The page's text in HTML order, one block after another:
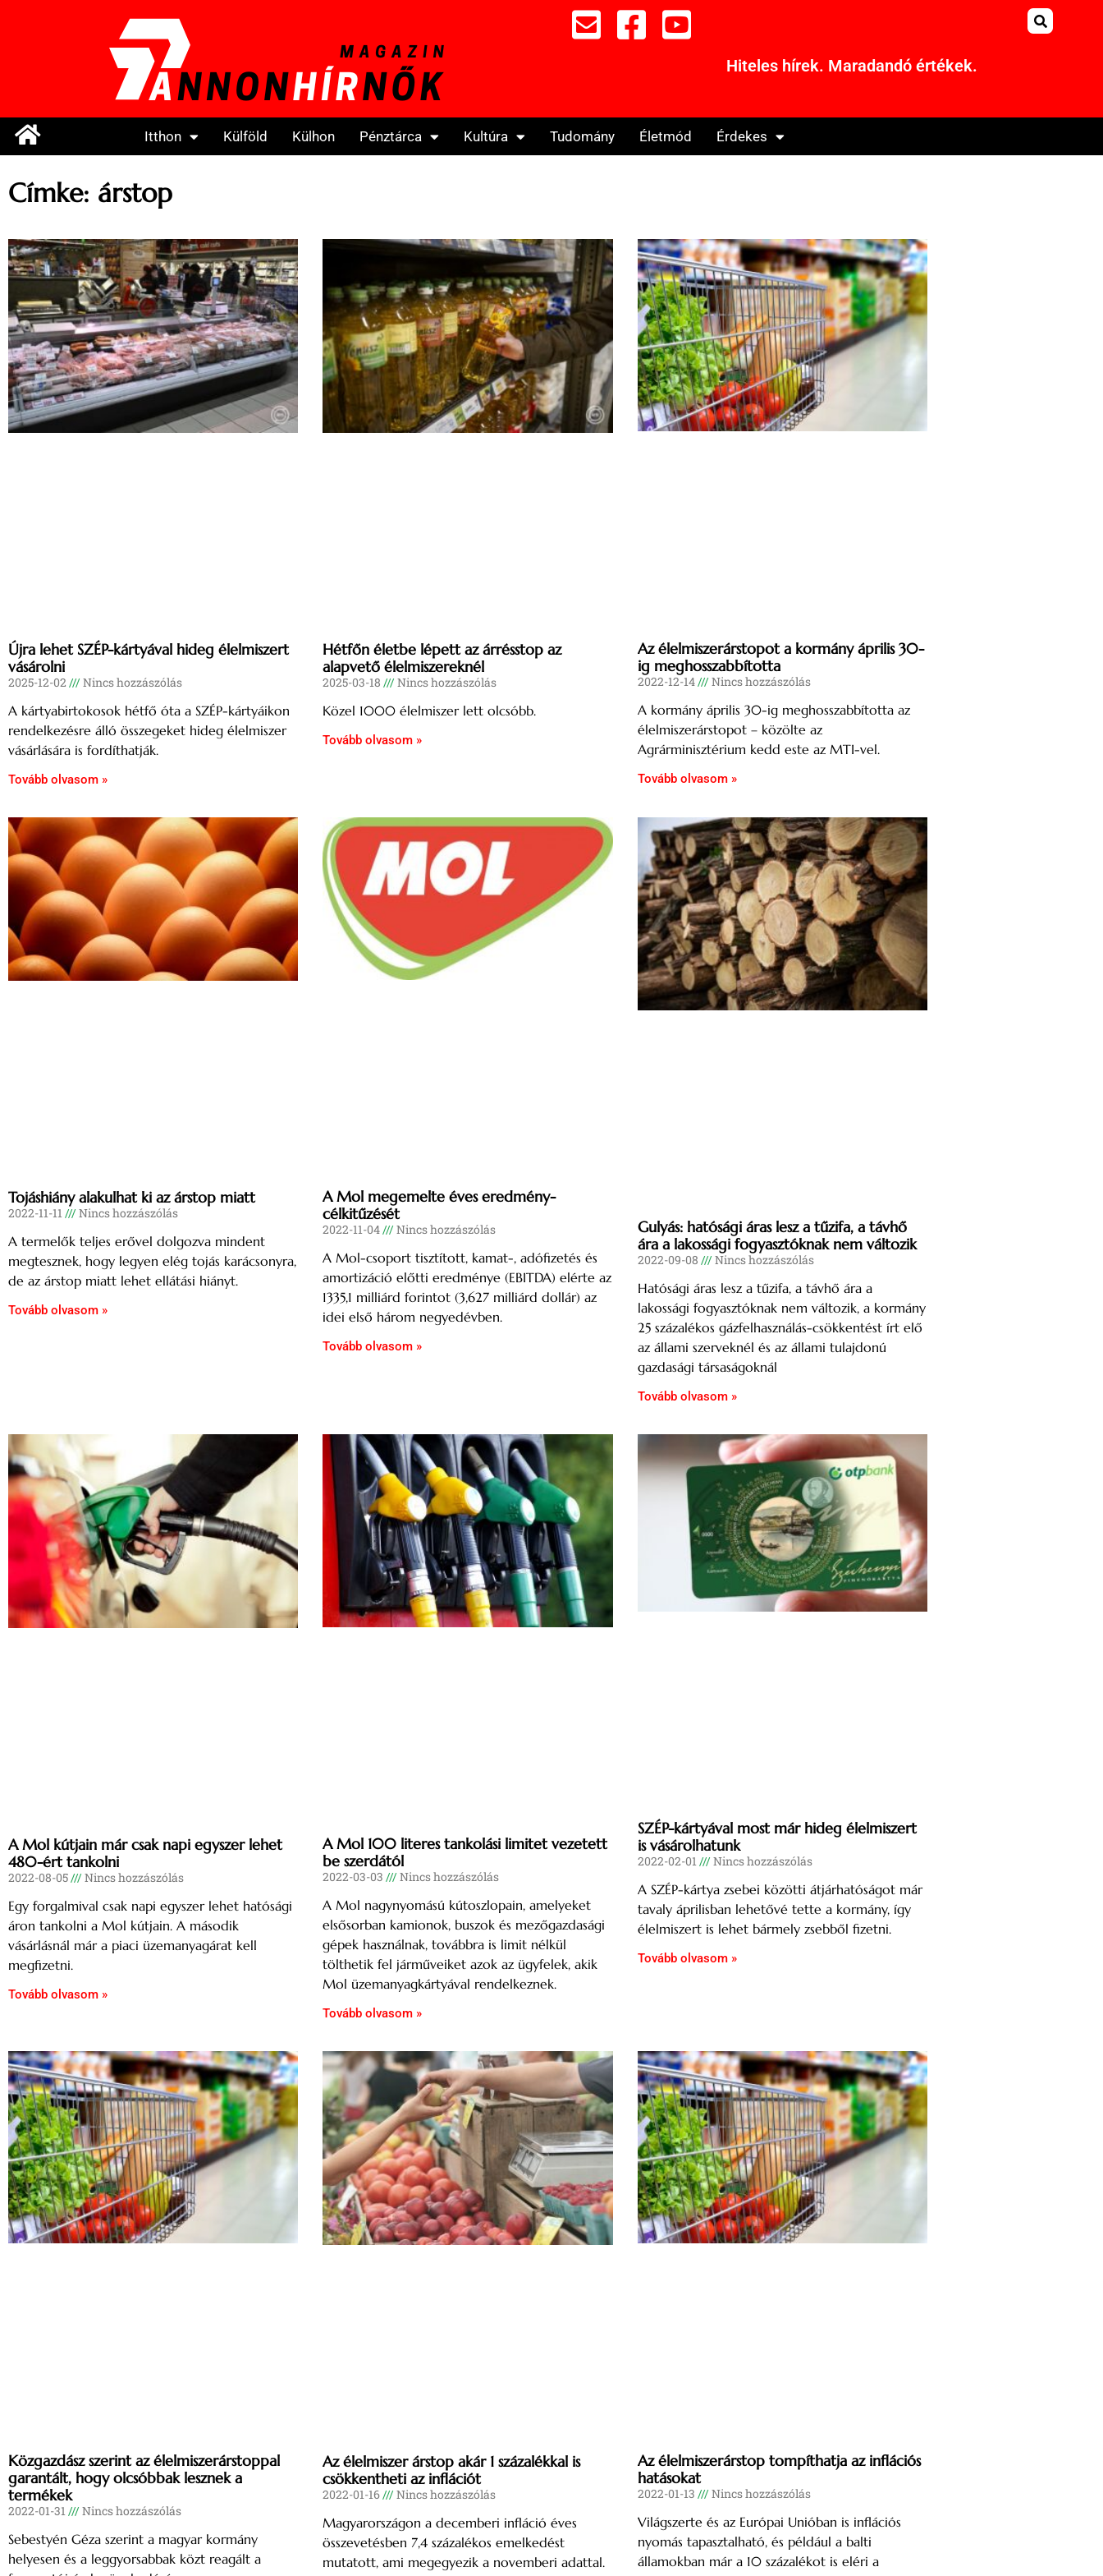
Hiteles hírek. Maradandó értékek.
Itthon Külföld Külhon Pénztárca Kultúra Tudomány Életmód Érdekes
Címke: árstop
Újra lehet SZÉP-kártyával hideg élelmiszert
vásárolni
2025-12-02 Nincs hozzászólás
A kártyabirtokosok hétfő óta a SZÉP-kártyáikon
rendelkezésre álló összegeket hideg élelmiszer
vásárlására is fordíthatják.
Tovább olvasom »
Hétfőn életbe lépett az árrésstop az
alapvető élelmiszereknél
2025-03-18 Nincs hozzászólás
Közel 1000 élelmiszer lett olcsóbb.
Tovább olvasom »
Az élelmiszerárstopot a kormány április 30-
ig meghosszabbította
2022-12-14 Nincs hozzászólás
A kormány április 30-ig meghosszabbította az
élelmiszerárstopot – közölte az
Agrárminisztérium kedd este az MTI-vel.
Tovább olvasom »
Tojáshiány alakulhat ki az árstop miatt
2022-11-11 Nincs hozzászólás
A termelők teljes erővel dolgozva mindent
megtesznek, hogy legyen elég tojás karácsonyra,
de az árstop miatt lehet ellátási hiányt.
Tovább olvasom »
A Mol megemelte éves eredmény-
célkitűzését
2022-11-04 Nincs hozzászólás
A Mol-csoport tisztított, kamat-, adófizetés és
amortizáció előtti eredménye (EBITDA) elérte az
1335,1 milliárd forintot (3,627 milliárd dollár) az
idei első három negyedévben.
Tovább olvasom »
Gulyás: hatósági áras lesz a tűzifa, a távhő
ára a lakossági fogyasztóknak nem változik
2022-09-08 Nincs hozzászólás
Hatósági áras lesz a tűzifa, a távhő ára a
lakossági fogyasztóknak nem változik, a kormány
25 százalékos gázfelhasználás-csökkentést írt elő
az állami szerveknél és az állami tulajdonú
gazdasági társaságoknál
Tovább olvasom »
A Mol kútjain már csak napi egyszer lehet
480-ért tankolni
2022-08-05 Nincs hozzászólás
Egy forgalmival csak napi egyszer lehet hatósági
áron tankolni a Mol kútjain. A második
vásárlásnál már a piaci üzemanyagárat kell
megfizetni.
Tovább olvasom »
A Mol 100 literes tankolási limitet vezetett
be szerdától
2022-03-03 Nincs hozzászólás
A Mol nagynyomású kútoszlopain, amelyeket
elsősorban kamionok, buszok és mezőgazdasági
gépek használnak, továbbra is limit nélkül
tölthetik fel járműveiket azok az ügyfelek, akik
Mol üzemanyagkártyával rendelkeznek.
Tovább olvasom »
SZÉP-kártyával most már hideg élelmiszert
is vásárolhatunk
2022-02-01 Nincs hozzászólás
A SZÉP-kártya zsebei közötti átjárhatóságot már
tavaly áprilisban lehetővé tette a kormány, így
élelmiszert is lehet bármely zsebből fizetni.
Tovább olvasom »
Közgazdász szerint az élelmiszerárstoppal
garantált, hogy olcsóbbak lesznek a
termékek
2022-01-31 Nincs hozzászólás
Sebestyén Géza szerint a magyar kormány
helyesen és a leggyorsabbak közt reagált a
Az élelmiszer árstop akár 1 százalékkal is
csökkentheti az inflációt
2022-01-16 Nincs hozzászólás
Magyarországon a decemberi infláció éves
összevetésben 7,4 százalékos emelkedést
mutatott, ami megegyezik a novemberi adattal.
Az élelmiszerárstop tompíthatja az inflációs
hatásokat
2022-01-13 Nincs hozzászólás
Világszerte és az Európai Unióban is inflációs
nyomás tapasztalható, és például a balti
államokban már a 10 százalékot is eléri a